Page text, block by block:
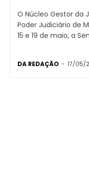
O Núcleo Gestor da
Poder Judiciário de
15 e 19 de maio, a
DA REDAÇÃO - 17/05/